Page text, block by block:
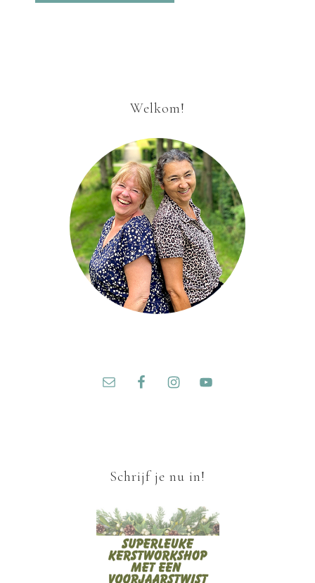
Welkom!
Schrijf je nu in!